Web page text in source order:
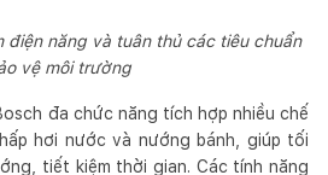
năng và tuân thủ các tiêu chuẩn
vệ môi trường
đa chức năng tích hợp nhiều chế
hơi nước và nướng bánh, giúp tối
tiết kiệm thời gian. Các tính năng